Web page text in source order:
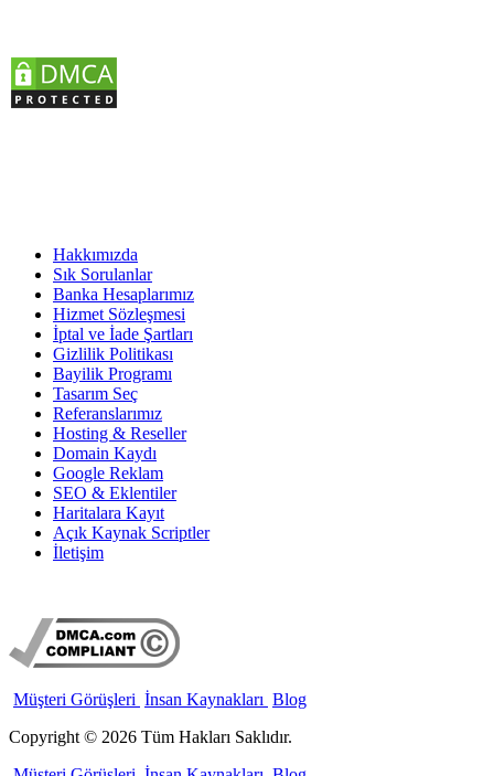
Hakkımızda
Sık Sorulanlar
Banka Hesaplarımız
Hizmet Sözleşmesi
İptal ve İade Şartları
Gizlilik Politikası
Bayilik Programı
Tasarım Seç
Referanslarımız
Hosting & Reseller
Domain Kaydı
Google Reklam
SEO & Eklentiler
Haritalara Kayıt
Açık Kaynak Scriptler
İletişim
Müşteri Görüşleri İnsan Kaynakları Blog
Copyright © 2026 Tüm Hakları Saklıdır.